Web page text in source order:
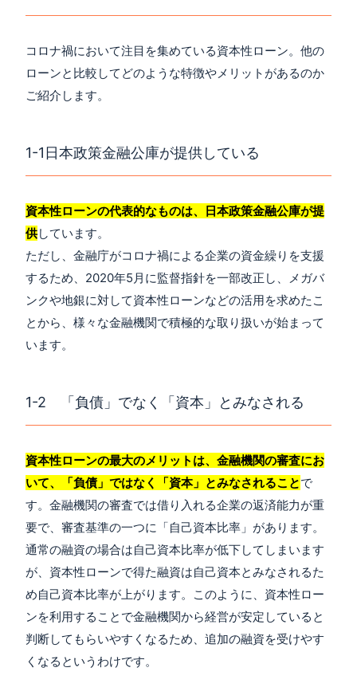
コロナ禍において注目を集めている資本性ローン。他の
ローンと比較してどのような特徴やメリットがあるのか
ご紹介します。
1-1日本政策金融公庫が提供している
資本性ローンの代表的なものは、日本政策金融公庫が提
供しています。
ただし、金融庁がコロナ禍による企業の資金繰りを支援
するため、2020年5月に監督指針を一部改正し、メガバ
ンクや地銀に対して資本性ローンなどの活用を求めたこ
とから、様々な金融機関で積極的な取り扱いが始まって
います。
1-2 「負債」でなく「資本」とみなされる
資本性ローンの最大のメリットは、金融機関の審査にお
いて、「負債」ではなく「資本」とみなされることで
す。金融機関の審査では借り入れる企業の返済能力が重
要で、審査基準の一つに「自己資本比率」があります。
通常の融資の場合は自己資本比率が低下してしまいます
が、資本性ローンで得た融資は自己資本とみなされるた
め自己資本比率が上がります。このように、資本性ロー
ンを利用することで金融機関から経営が安定していると
判断してもらいやすくなるため、追加の融資を受けやす
くなるというわけです。